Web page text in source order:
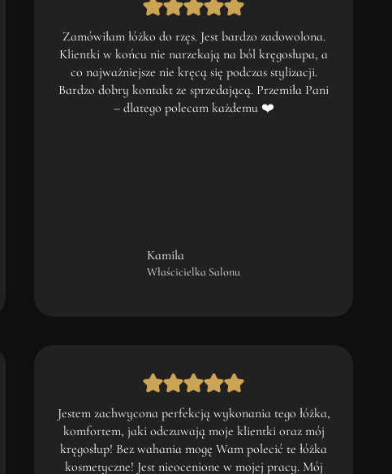
Zamówiłam łóżko do rzęs. Jest bardzo zadowolona.
Klientki w końcu nie narzekają na ból kręgosłupa, a
co najważniejsze nie kręcą się podczas stylizacji.
Bardzo dobry kontakt ze sprzedającą. Przemiła Pani
– dlatego polecam każdemu ❤️
Kamila
Właścicielka Salonu
Jestem zachwycona perfekcją wykonania tego łóżka,
komfortem, jaki odczuwają moje klientki oraz mój
kręgosłup! Bez wahania mogę Wam polecić te łóżka
kosmetyczne! Jest nieocenione w mojej pracy. Mój